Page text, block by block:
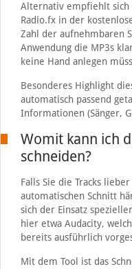
Alternativ empfiehlt sich
Radio.fx in der
Zahl der aufnehmbaren
Anwendung die MP3s
keine Hand anlegen
Besonderes Highlight
automatisch passend
Informationen (Sänger,
Womit kann ich
schneiden?
Falls Sie die Tracks
automatischen Schnitt
sich der Einsatz
hier etwa Audacity,
bereits ausführlich
Mit dem Tool ist das